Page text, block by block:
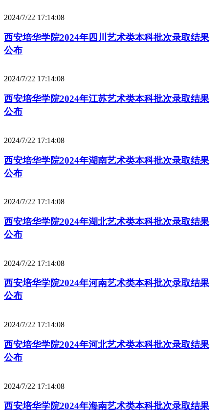
2024/7/22 17:14:08
西安培华学院2024年四川艺术类本科批次录取结果
公布
2024/7/22 17:14:08
西安培华学院2024年江苏艺术类本科批次录取结果
公布
2024/7/22 17:14:08
西安培华学院2024年湖南艺术类本科批次录取结果
公布
2024/7/22 17:14:08
西安培华学院2024年湖北艺术类本科批次录取结果
公布
2024/7/22 17:14:08
西安培华学院2024年河南艺术类本科批次录取结果
公布
2024/7/22 17:14:08
西安培华学院2024年河北艺术类本科批次录取结果
公布
2024/7/22 17:14:08
西安培华学院2024年海南艺术类本科批次录取结果